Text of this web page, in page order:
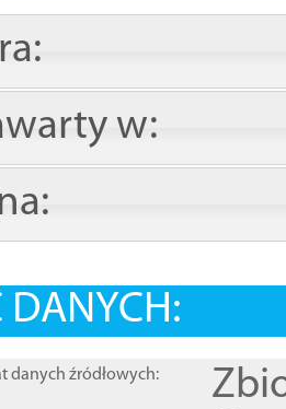
w:
DANYCH:
danych źródłowych: